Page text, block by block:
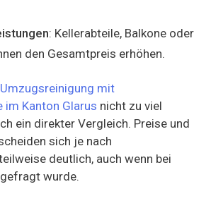
: Kellerabteile, Balkone oder
den Gesamtpreis erhöhen.
Umzugsreinigung mit
im Kanton Glarus nicht zu viel
ein direkter Vergleich. Preise und
sich je nach
deutlich, auch wenn bei
wurde.